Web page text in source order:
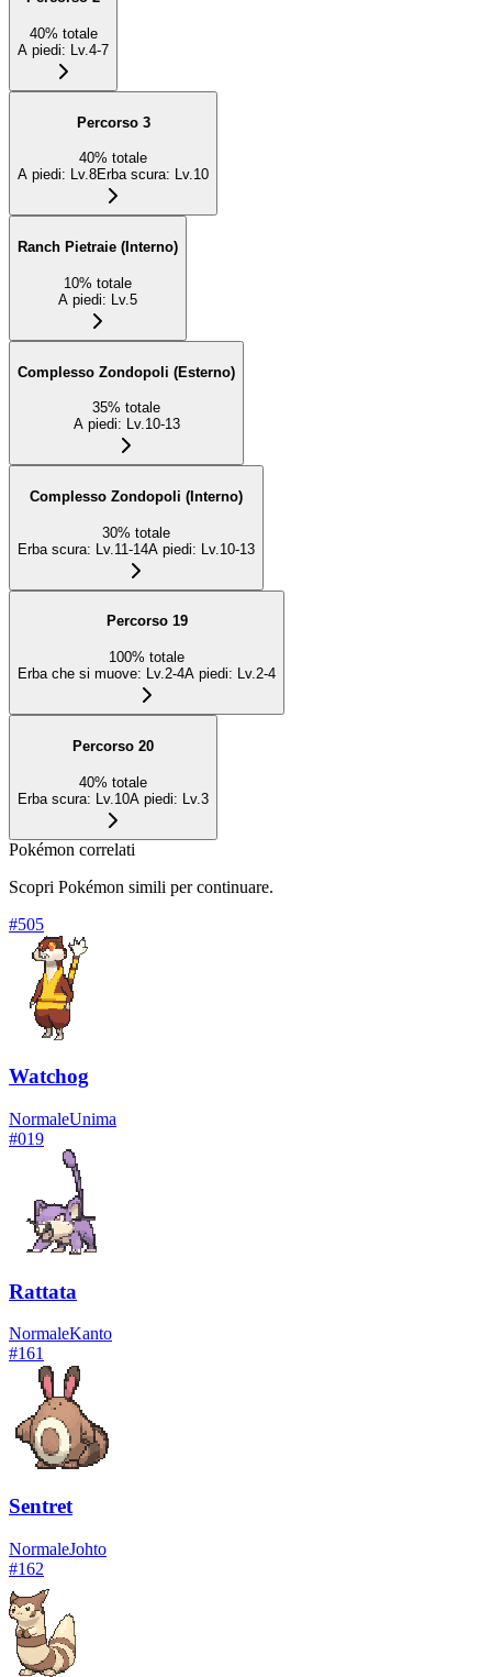
40% totale
A piedi: Lv.4-7
Percorso 3
40% totale
A piedi: Lv.8Erba scura: Lv.10
Ranch Pietraie (Interno)
10% totale
A piedi: Lv.5
Complesso Zondopoli (Esterno)
35% totale
A piedi: Lv.10-13
Complesso Zondopoli (Interno)
30% totale
Erba scura: Lv.11-14A piedi: Lv.10-13
Percorso 19
100% totale
Erba che si muove: Lv.2-4A piedi: Lv.2-4
Percorso 20
40% totale
Erba scura: Lv.10A piedi: Lv.3
Pokémon correlati
Scopri Pokémon simili per continuare.
#505
Watchog
NormaleUnima
#019
Rattata
NormaleKanto
#161
Sentret
NormaleJohto
#162